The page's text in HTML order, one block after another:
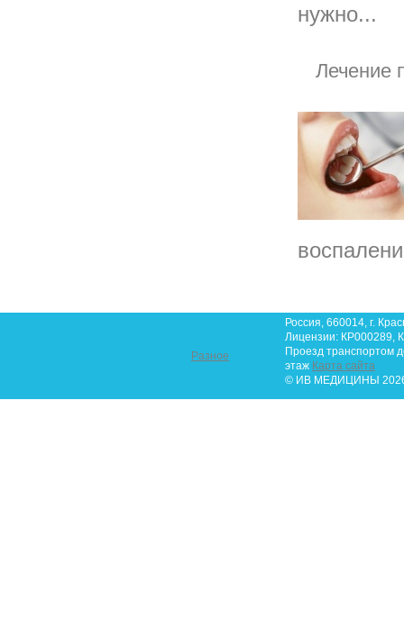
нужно...
Лечение
Разное
Россия, 660014, г.
Лицензии: КР000289,
Проезд транспортом
этаж Карта сайта
© ИВ МЕДИЦИНЫ